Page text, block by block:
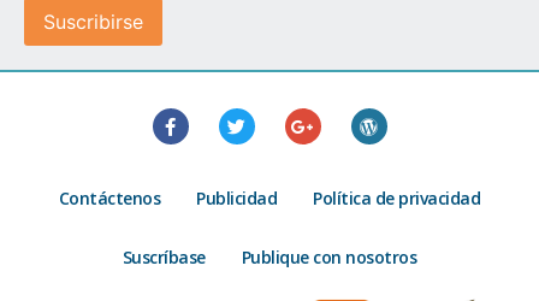
Contáctenos Publicidad Política de privacidad
Suscríbase Publique con nosotros